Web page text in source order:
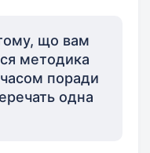
що вам
методика
поради
одна